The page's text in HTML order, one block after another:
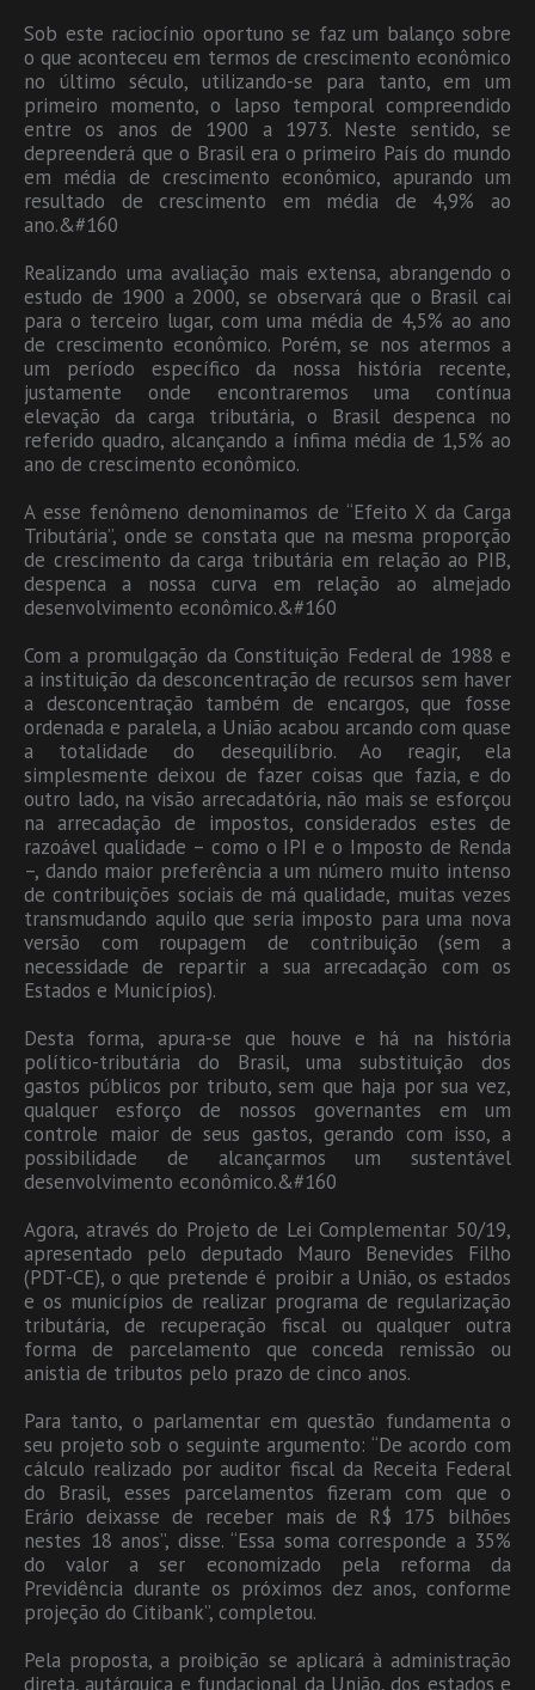
Sob este raciocínio oportuno se faz um balanço sobre
o que aconteceu em termos de crescimento econômico
no último século, utilizando-se para tanto, em um
primeiro momento, o lapso temporal compreendido
entre os anos de 1900 a 1973. Neste sentido, se
depreenderá que o Brasil era o primeiro País do mundo
em média de crescimento econômico, apurando um
resultado de crescimento em média de 4,9% ao
ano.&#160
Realizando uma avaliação mais extensa, abrangendo o
estudo de 1900 a 2000, se observará que o Brasil cai
para o terceiro lugar, com uma média de 4,5% ao ano
de crescimento econômico. Porém, se nos atermos a
um período específico da nossa história recente,
justamente onde encontraremos uma contínua
elevação da carga tributária, o Brasil despenca no
referido quadro, alcançando a ínfima média de 1,5% ao
ano de crescimento econômico.
A esse fenômeno denominamos de “Efeito X da Carga
Tributária”, onde se constata que na mesma proporção
de crescimento da carga tributária em relação ao PIB,
despenca a nossa curva em relação ao almejado
desenvolvimento econômico.&#160
Com a promulgação da Constituição Federal de 1988 e
a instituição da desconcentração de recursos sem haver
a desconcentração também de encargos, que fosse
ordenada e paralela, a União acabou arcando com quase
a totalidade do desequilíbrio. Ao reagir, ela
simplesmente deixou de fazer coisas que fazia, e do
outro lado, na visão arrecadatória, não mais se esforçou
na arrecadação de impostos, considerados estes de
razoável qualidade – como o IPI e o Imposto de Renda
–, dando maior preferência a um número muito intenso
de contribuições sociais de má qualidade, muitas vezes
transmudando aquilo que seria imposto para uma nova
versão com roupagem de contribuição (sem a
necessidade de repartir a sua arrecadação com os
Estados e Municípios).
Desta forma, apura-se que houve e há na história
político-tributária do Brasil, uma substituição dos
gastos públicos por tributo, sem que haja por sua vez,
qualquer esforço de nossos governantes em um
controle maior de seus gastos, gerando com isso, a
possibilidade de alcançarmos um sustentável
desenvolvimento econômico.&#160
Agora, através do Projeto de Lei Complementar 50/19,
apresentado pelo deputado Mauro Benevides Filho
(PDT-CE), o que pretende é proibir a União, os estados
e os municípios de realizar programa de regularização
tributária, de recuperação fiscal ou qualquer outra
forma de parcelamento que conceda remissão ou
anistia de tributos pelo prazo de cinco anos.
Para tanto, o parlamentar em questão fundamenta o
seu projeto sob o seguinte argumento: “De acordo com
cálculo realizado por auditor fiscal da Receita Federal
do Brasil, esses parcelamentos fizeram com que o
Erário deixasse de receber mais de R$ 175 bilhões
nestes 18 anos”, disse. “Essa soma corresponde a 35%
do valor a ser economizado pela reforma da
Previdência durante os próximos dez anos, conforme
projeção do Citibank”, completou.
Pela proposta, a proibição se aplicará à administração
direta, autárquica e fundacional da União, dos estados e